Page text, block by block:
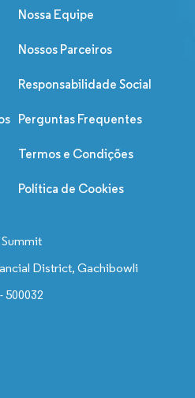
Nossa Equipe
Nossos Parceiros
Responsabilidade Social
Perguntas Frequentes
Termos e Condições
Política de Cookies
District, Gachibowli
500032